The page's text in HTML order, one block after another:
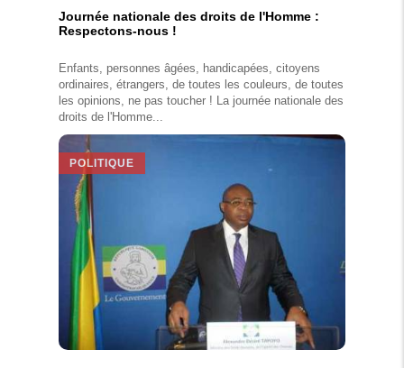
Journée nationale des droits de l'Homme :
Respectons-nous !
Enfants, personnes âgées, handicapées, citoyens
ordinaires, étrangers, de toutes les couleurs, de toutes
les opinions, ne pas toucher ! La journée nationale des
droits de l'Homme...
POLITIQUE